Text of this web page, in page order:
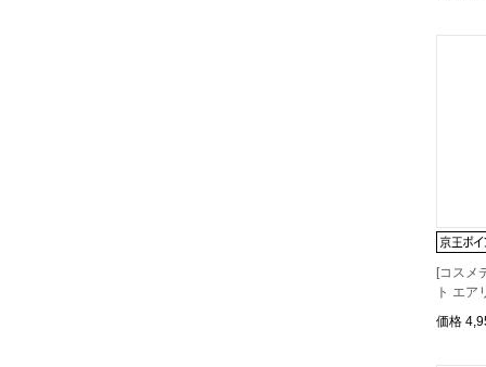
[コスメ
ト エア
価格